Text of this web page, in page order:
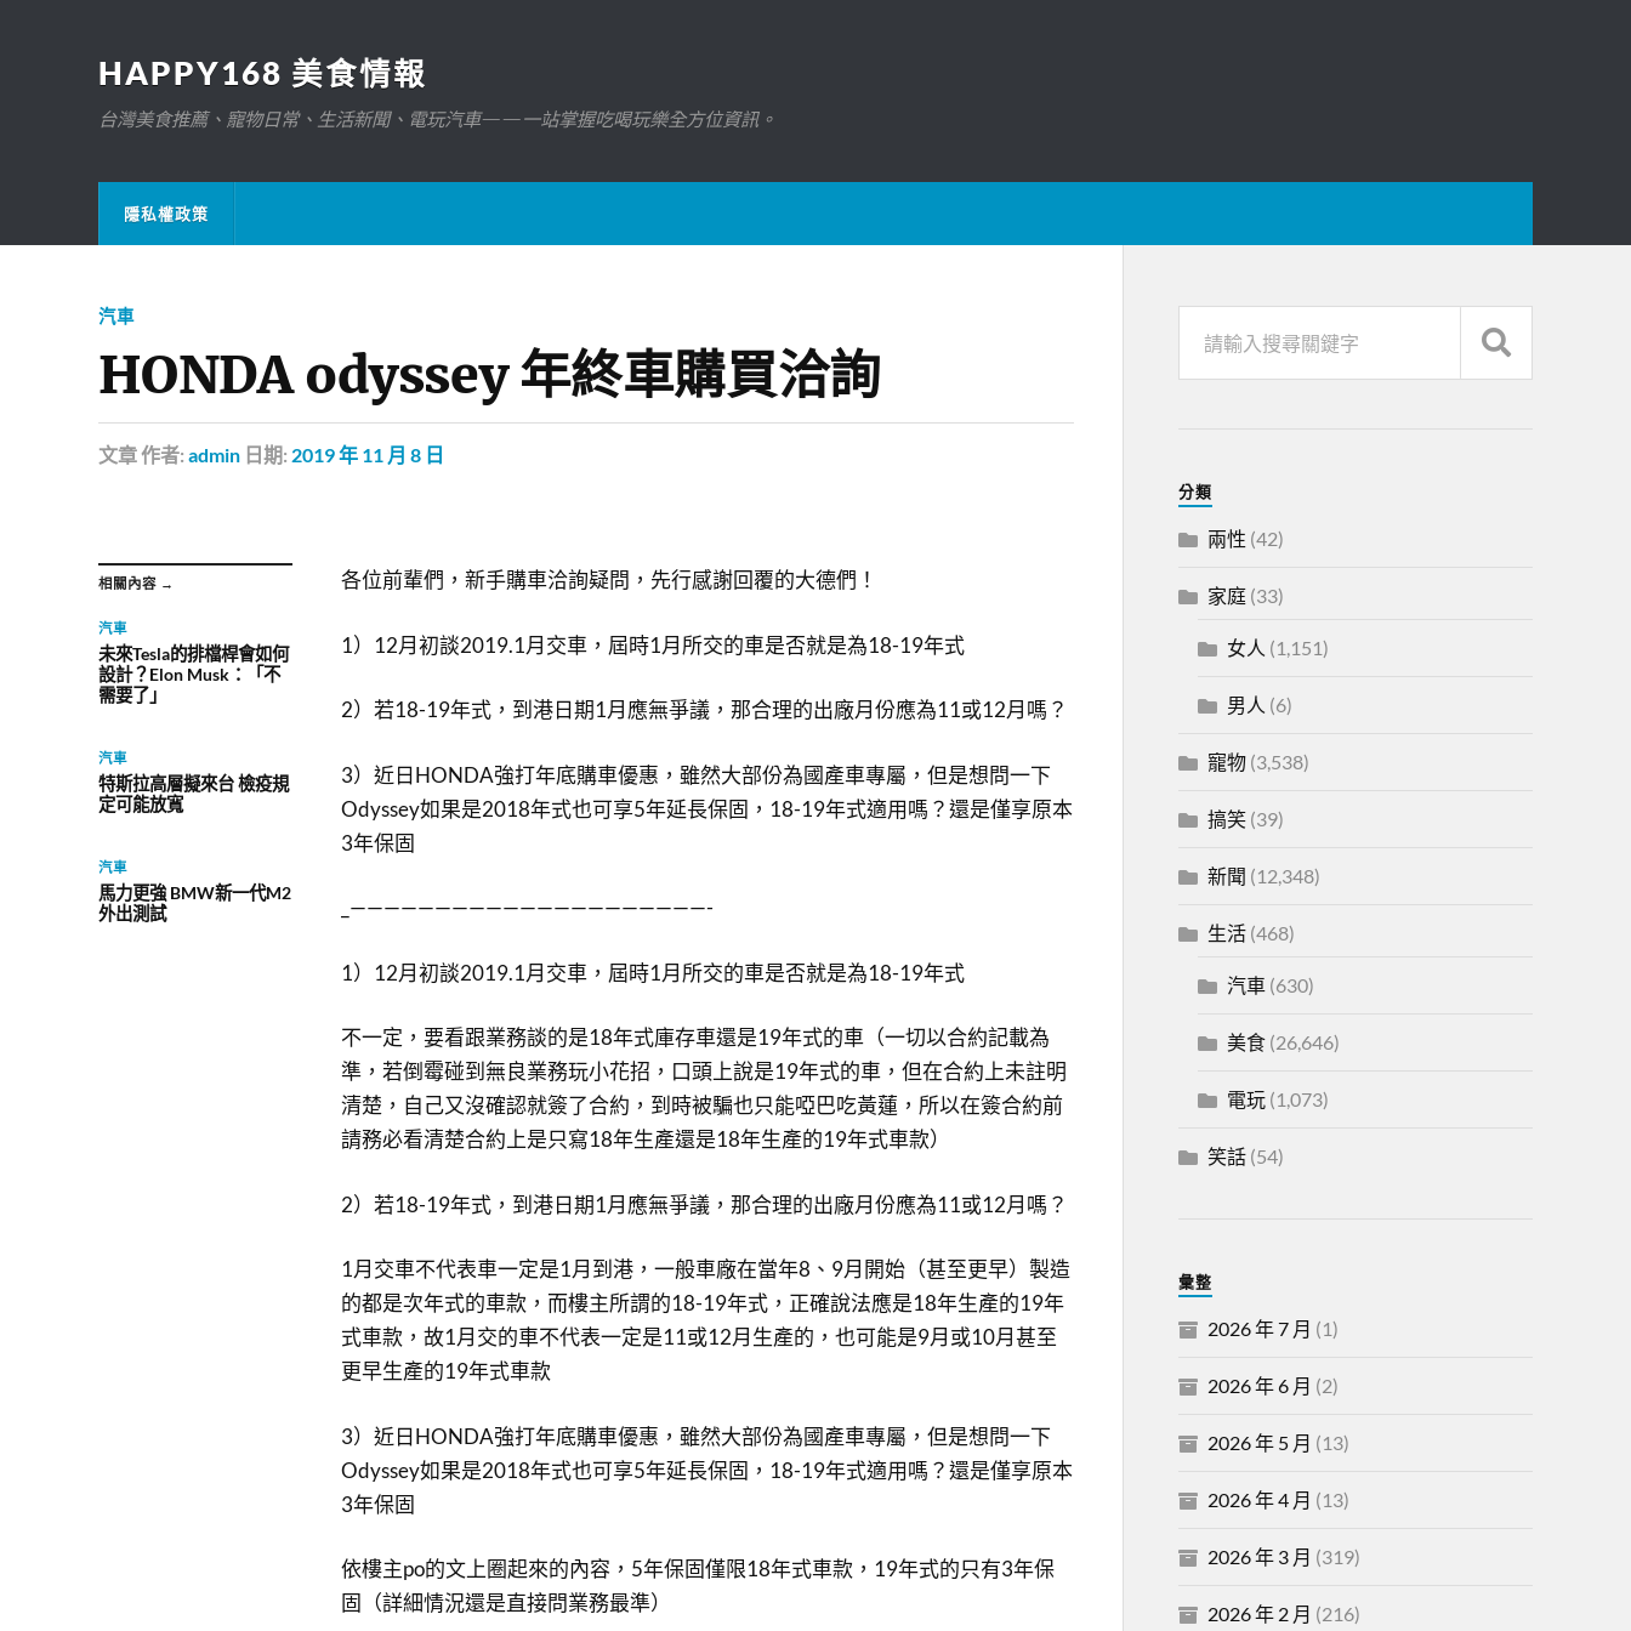
HAPPY168 美食情報
台灣美食推薦、寵物日常、生活新聞、電玩汽車——一站掌握吃喝玩樂全方位資訊。
隱私權政策
汽車
HONDA odyssey 年終車購買洽詢
文章作者: admin 日期: 2019 年 11 月 8 日
相關內容 →
汽車
未來Tesla的排檔桿會如何
設計？Elon Musk：「不
需要了」
汽車
特斯拉高層擬來台 檢疫規
定可能放寬
汽車
馬力更強 BMW新一代M2
外出測試
各位前輩們，新手購車洽詢疑問，先行感謝回覆的大德們！
1）12月初談2019.1月交車，屆時1月所交的車是否就是為18-19年式
2）若18-19年式，到港日期1月應無爭議，那合理的出廠月份應為11或12月嗎？
3）近日HONDA強打年底購車優惠，雖然大部份為國產車專屬，但是想問一下
Odyssey如果是2018年式也可享5年延長保固，18-19年式適用嗎？還是僅享原本
3年保固
_—————————————————————-
1）12月初談2019.1月交車，屆時1月所交的車是否就是為18-19年式
不一定，要看跟業務談的是18年式庫存車還是19年式的車（一切以合約記載為
準，若倒霉碰到無良業務玩小花招，口頭上說是19年式的車，但在合約上未註明
清楚，自己又沒確認就簽了合約，到時被騙也只能啞巴吃黃蓮，所以在簽合約前
請務必看清楚合約上是只寫18年生產還是18年生產的19年式車款）
2）若18-19年式，到港日期1月應無爭議，那合理的出廠月份應為11或12月嗎？
1月交車不代表車一定是1月到港，一般車廠在當年8、9月開始（甚至更早）製造
的都是次年式的車款，而樓主所謂的18-19年式，正確說法應是18年生產的19年
式車款，故1月交的車不代表一定是11或12月生產的，也可能是9月或10月甚至
更早生產的19年式車款
3）近日HONDA強打年底購車優惠，雖然大部份為國產車專屬，但是想問一下
Odyssey如果是2018年式也可享5年延長保固，18-19年式適用嗎？還是僅享原本
3年保固
依樓主po的文上圈起來的內容，5年保固僅限18年式車款，19年式的只有3年保
固（詳細情況還是直接問業務最準）
分類
兩性 (42)
家庭(33)
女人 (1,151)
男人 (6)
寵物(3,538)
搞笑(39)
新聞 (12,348)
生活(468)
汽車(630)
美食(26,646)
電玩(1,073)
笑話(54)
彙整
2026 年 7 月 (1)
2026 年 6 月 (2)
2026 年 5 月 (13)
2026 年 4 月 (13)
2026 年 3 月 (319)
2026 年 2 月 (216)